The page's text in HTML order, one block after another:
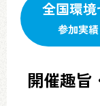
全国環
参加実
開催趣旨